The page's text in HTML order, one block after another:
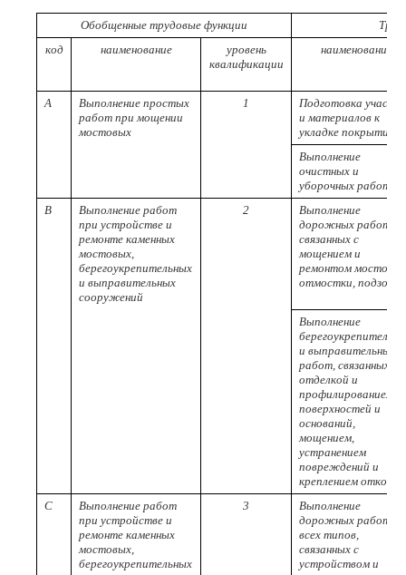
Обобщенные трудовые функции
код
наименование
уровень
квалификации
наименование
A
Выполнение простых
работ при мощении
мостовых
1
Подготовка
и материалов к
укладке покрытия
Выполнение
очистных и
уборочных работ
B
Выполнение работ
при устройстве и
ремонте каменных
мостовых,
берегоукрепительных
и выправительных
сооружений
2
Выполнение
дорожных работ,
связанных с
мощением и
ремонтом
отмостки, подзоров
Выполнение
и выправительных
работ, связанных с
отделкой и
профилированием
поверхностей и
оснований,
мощением,
устранением
повреждений и
креплением откосов
C
Выполнение работ
при устройстве и
ремонте каменных
мостовых,
берегоукрепительных
3
Выполнение
дорожных работ
всех типов,
связанных с
устройством и